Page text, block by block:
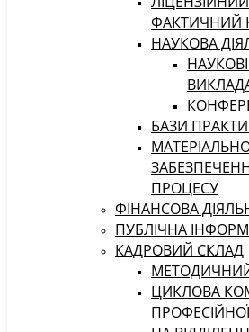
ФАКТИЧНИЙ
НАУКОВА
БАЗИ
ПРОЦЕСУ
ФІНАНСОВА
ПУБЛІЧНА
КАДРОВИЙ СКЛАД
ЦИКЛОВА